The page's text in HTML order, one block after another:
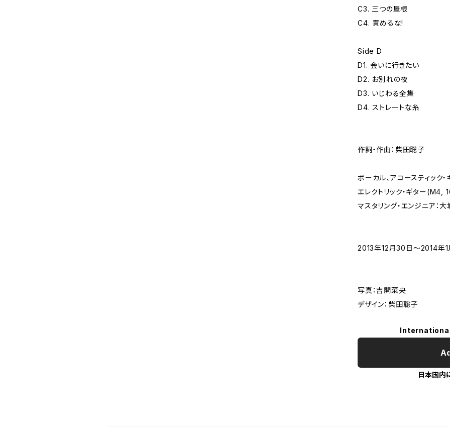
C3. 三つの屋根
C4. 責めるな!
Side D
D1. 会いに行きたい
D2. お別れの夜
D3. いじわる全集
D4. ストレートな糸
作詞・作曲：柴田聡子
ボーカル、アコースティック
エレクトリック・ギター(M4,
マスタリング・エンジニア：
2013年12月30日〜2014年
写真：吉開菜央
デザイン：柴田聡子
日本国内